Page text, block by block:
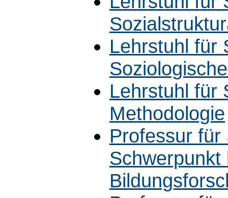
Lehrstuhl für
Lehrstuhl für
Methodologie
Professur für
Schwerpunkt